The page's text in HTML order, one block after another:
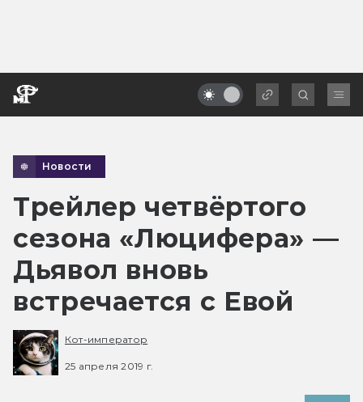
Новости
Трейлер четвёртого
сезона «Люцифера» —
Дьявол вновь
встречается с Евой
Кот-император
25 апреля 2019 г.